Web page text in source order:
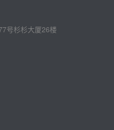
号杉杉大厦26楼